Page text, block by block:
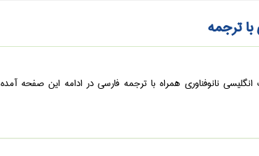
با ترجمه
انگلیسی نانوفناوری همراه با ترجمه فارسی در ادامه این صفحه آمده